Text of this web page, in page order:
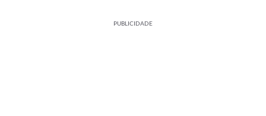
PUBLICIDADE